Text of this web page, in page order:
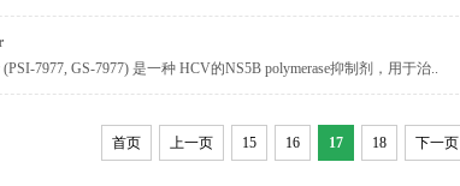
7977, GS-7977) 是一种 HCV的NS5B polymerase抑制剂，用于治..
首页 上一页 15 16 17 18 下一页